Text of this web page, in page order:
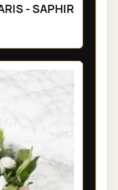
- SAPHIR